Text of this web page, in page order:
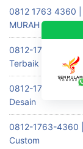
0812 1763 4360 |
MURAH Di
0812-1763-4360 |
Terbaik Dan
0812-1763-4360 |
Desain
0812-1763-4360
Custom